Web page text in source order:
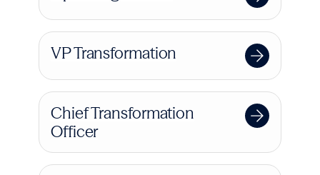
VP Transformation
Chief Transformation
Officer